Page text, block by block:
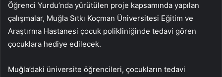
Öğrenci Yurdu’nda yürütülen proje kapsamında yapılan
çalışmalar, Muğla Sıtkı Koçman Üniversitesi Eğitim ve
Araştırma Hastanesi çocuk polikliniğinde tedavi gören
çocuklara hediye edilecek.
Muğla’daki üniversite öğrencileri, çocukların tedavi